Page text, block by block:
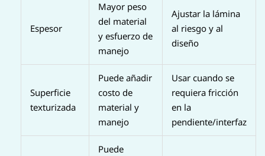
Espesor
Mayor peso
del material
y esfuerzo de
manejo
Ajustar la lámina
al riesgo y al
diseño
Superficie
texturizada
Puede añadir
costo de
material y
manejo
Usar cuando se
requiera fricción
en la
pendiente/interfaz
Puede